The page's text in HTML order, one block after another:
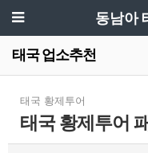
동남아
태국 업소추천
태국 황제투어
태국 황제투어